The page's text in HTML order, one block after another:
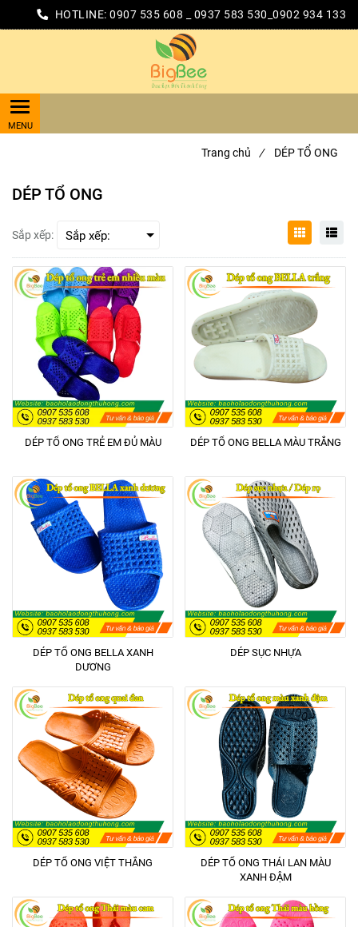
HOTLINE: 0907 535 608 _ 0937 583 530_0902 934 133
Trang chủ / DÉP TỔ ONG
DÉP TỔ ONG
Sắp xếp:
DÉP TỔ ONG TRẺ EM ĐỦ MÀU DÉP TỔ ONG BELLA MÀU TRẮNG
DÉP TỔ ONG BELLA XANH
DƯƠNG
DÉP SỤC NHỰA
DÉP TỔ ONG VIỆT THẮNG
DÉP TỔ ONG THÁI LAN MÀU
XANH ĐẬM